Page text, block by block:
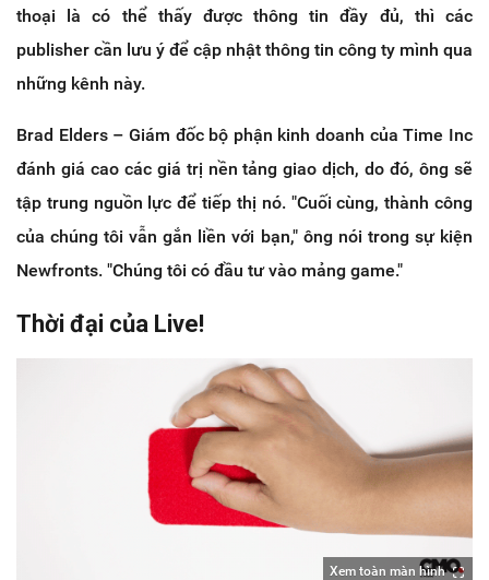
thoại là có thể thấy được thông tin đầy đủ, thì các
publisher cần lưu ý để cập nhật thông tin công ty mình qua
những kênh này.
Brad Elders – Giám đốc bộ phận kinh doanh của Time Inc
đánh giá cao các giá trị nền tảng giao dịch, do đó, ông sẽ
tập trung nguồn lực để tiếp thị nó. "Cuối cùng, thành công
của chúng tôi vẫn gắn liền với bạn," ông nói trong sự kiện
Newfronts. "Chúng tôi có đầu tư vào mảng game."
Thời đại của Live!
Xem toàn màn hình